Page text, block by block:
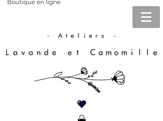
Boutique en ligne